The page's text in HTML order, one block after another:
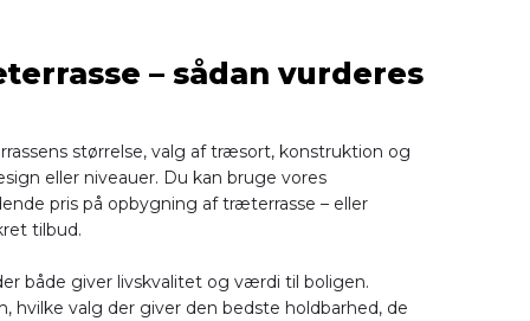
– sådan vurderes
størrelse, valg af træsort, konstruktion og
eller niveauer. Du kan bruge vores
pris på opbygning af træterrasse – eller
tilbud.
både giver livskvalitet og værdi til boligen.
hvilke valg der giver den bedste holdbarhed, de